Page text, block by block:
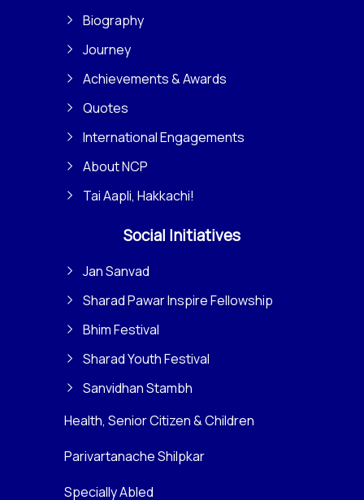
Biography
Journey
Achievements & Awards
Quotes
International Engagements
About NCP
Tai Aapli, Hakkachi!
Social Initiatives
Jan Sanvad
Sharad Pawar Inspire Fellowship
Bhim Festival
Sharad Youth Festival
Sanvidhan Stambh
Health, Senior Citizen & Children
Parivartanache Shilpkar
Specially Abled